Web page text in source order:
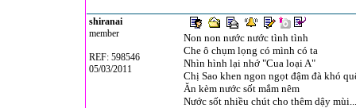
shiranai
member
REF: 598546
05/03/2011
Non non nước nước tình tình
Che ô chụm lọng có mình có ta
Nhìn hình lại nhớ "Cua loại A"
Chị Sao khen ngon ngọt đậm đà khó
Ăn kèm nước sốt mắm nêm
Nước sốt nhiều chút cho thêm dậy mùi...